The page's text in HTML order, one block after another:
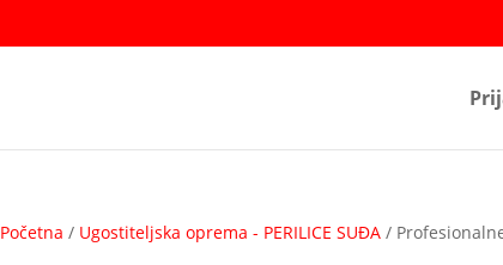
Početna / Ugostiteljska oprema - PERILICE SUĐA/